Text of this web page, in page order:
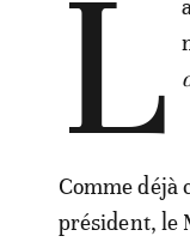
L
Comme déjà
président, le